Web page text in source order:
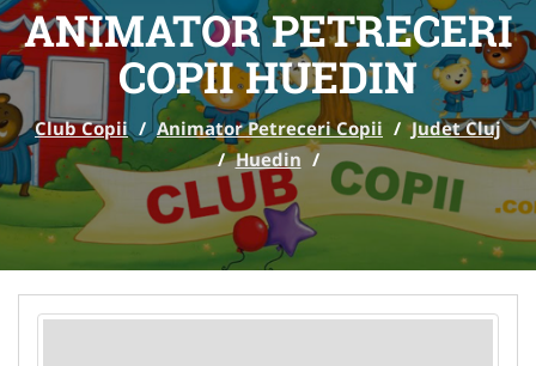
ANIMATOR PETRECERI
COPII HUEDIN
Club Copii / Animator Petreceri Copii / Judet Cluj
/ Huedin /